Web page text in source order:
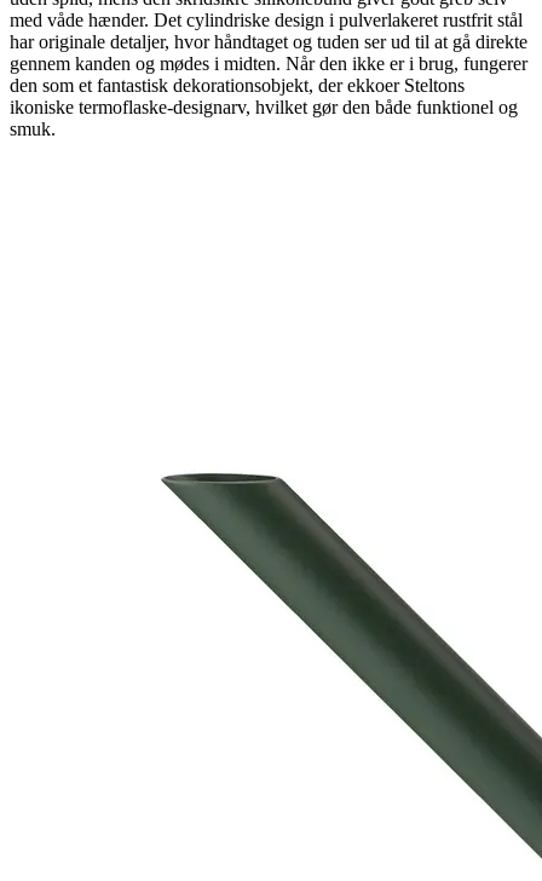
med våde hænder. Det cylindriske design i pulverlakeret rustfrit stål
har originale detaljer, hvor håndtaget og tuden ser ud til at gå direkte
gennem kanden og mødes i midten. Når den ikke er i brug, fungerer
den som et fantastisk dekorationsobjekt, der ekkoer Steltons
ikoniske termoflaske-designarv, hvilket gør den både funktionel og
smuk.